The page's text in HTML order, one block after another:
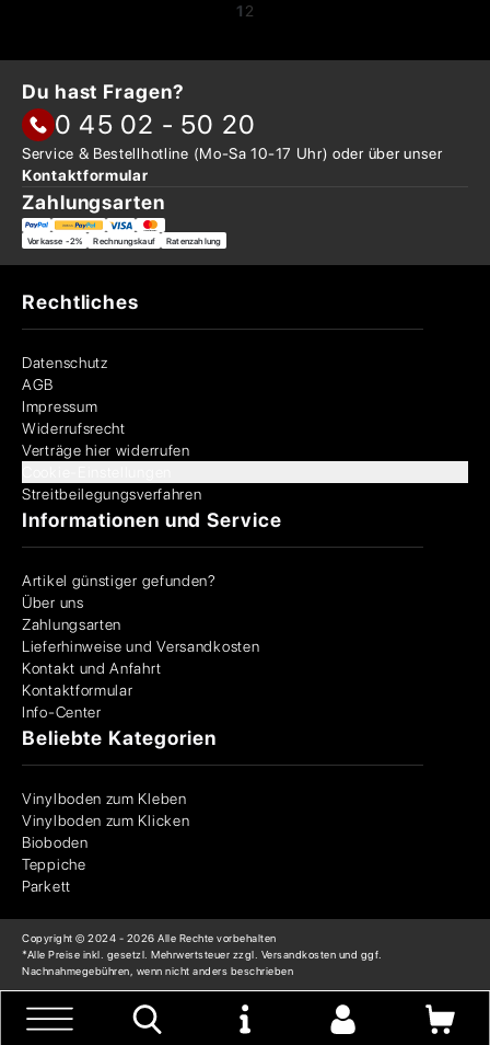
1 2
Du hast Fragen?
0 45 02 - 50 20
Service & Bestellhotline (Mo-Sa 10-17 Uhr) oder überunser
Kontaktformular
Zahlungsarten
Vorkasse -2% Rechnungskauf Ratenzahlung
Rechtliches
Datenschutz
AGB
Impressum
Widerrufsrecht
Verträge hier widerrufen
Streitbeilegungsverfahren
Informationen und Service
Artikel günstiger gefunden?
Über uns
Zahlungsarten
Lieferhinweise und Versandkosten
Kontakt und Anfahrt
Kontaktformular
Info-Center
Beliebte Kategorien
Vinylboden zum Kleben
Vinylboden zum Klicken
Bioboden
Teppiche
Parkett
Copyright © 2024 - 2026 Alle Rechte vorbehalten
*Alle Preise inkl. gesetzl. Mehrwertsteuer zzgl. Versandkosten und ggf.
Nachnahmegebühren, wenn nicht anders beschrieben